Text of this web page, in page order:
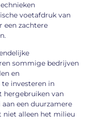
voetafdruk van
een zachtere
sommige bedrijven
en
investeren in
hergebruiken van
een duurzamere
niet alleen het milieu